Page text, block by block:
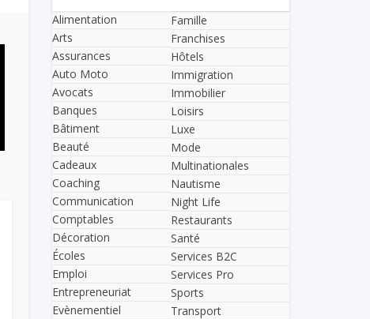
Alimentation
Arts
Assurances
Auto Moto
Avocats
Banques
Bâtiment
Beauté
Cadeaux
Coaching
Communication
Comptables
Décoration
Écoles
Emploi
Entrepreneuriat
Evènementiel
Famille
Franchises
Hôtels
Immigration
Immobilier
Loisirs
Luxe
Mode
Multinationales
Nautisme
Night Life
Restaurants
Santé
Services B2C
Services Pro
Sports
Transport